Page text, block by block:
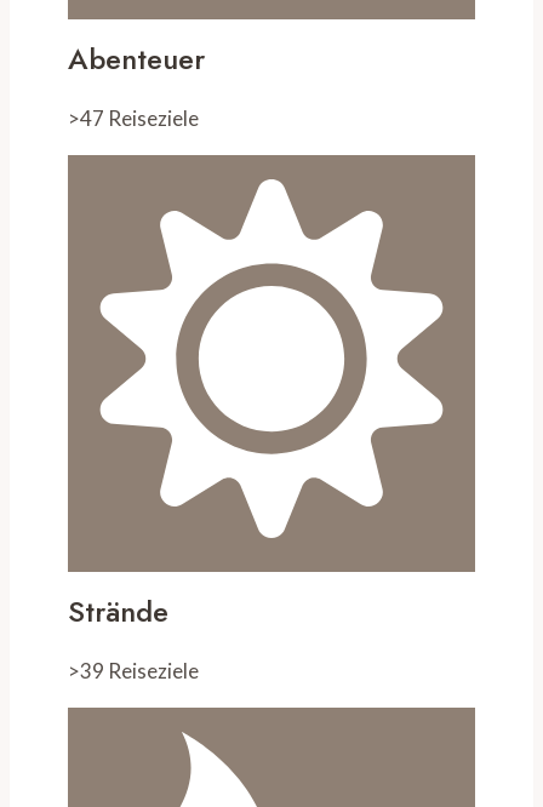
Abenteuer
>47 Reiseziele
Strände
>39 Reiseziele